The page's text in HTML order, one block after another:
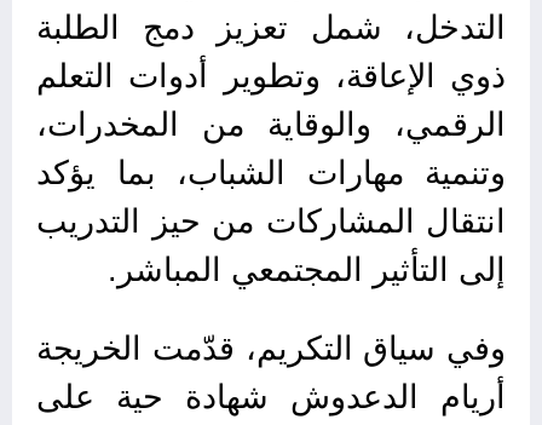
التدخل، شمل تعزيز دمج الطلبة
ذوي الإعاقة، وتطوير أدوات التعلم
الرقمي، والوقاية من المخدرات،
وتنمية مهارات الشباب، بما يؤكد
انتقال المشاركات من حيز التدريب
إلى التأثير المجتمعي المباشر.
وفي سياق التكريم، قدّمت الخريجة
أريام الدعدوش شهادة حية على